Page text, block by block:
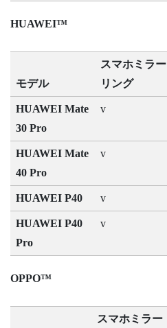
HUAWEI™
モデル
スマホミラー
リング
HUAWEI Mate
30 Pro
v
HUAWEI Mate
40 Pro
v
HUAWEI P40 v
HUAWEI P40
Pro
v
OPPO™
スマホミラー